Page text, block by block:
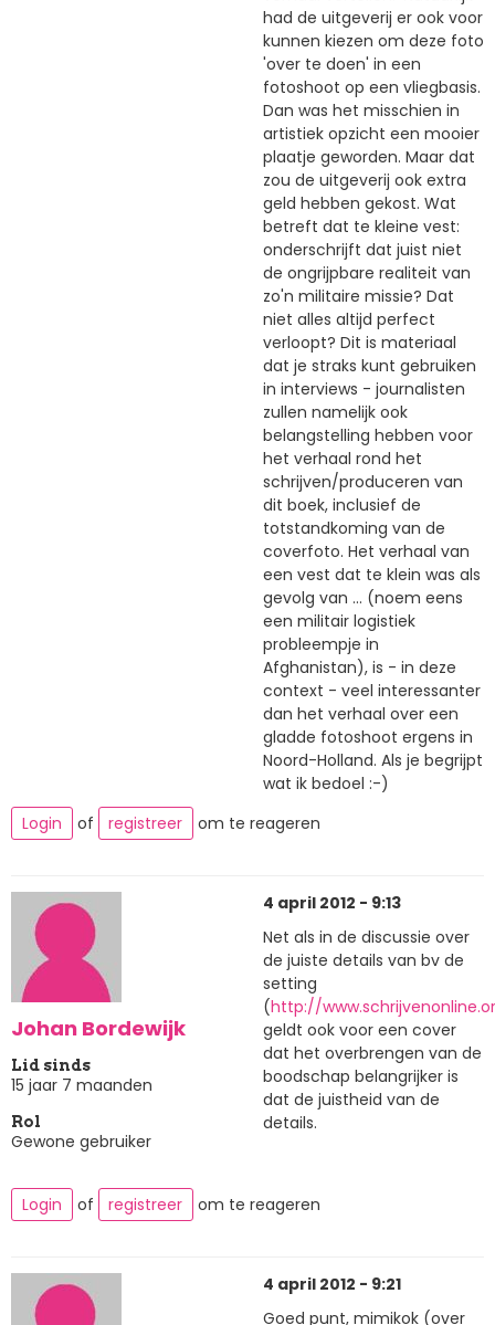
had de uitgeverij er ook voor
kunnen kiezen om deze foto
'over te doen' in een
fotoshoot op een vliegbasis.
Dan was het misschien in
artistiek opzicht een mooier
plaatje geworden. Maar dat
zou de uitgeverij ook extra
geld hebben gekost. Wat
betreft dat te kleine vest:
onderschrijft dat juist niet
de ongrijpbare realiteit van
zo'n militaire missie? Dat
niet alles altijd perfect
verloopt? Dit is materiaal
dat je straks kunt gebruiken
in interviews - journalisten
zullen namelijk ook
belangstelling hebben voor
het verhaal rond het
schrijven/produceren van
dit boek, inclusief de
totstandkoming van de
coverfoto. Het verhaal van
een vest dat te klein was als
gevolg van ... (noem eens
een militair logistiek
probleempje in
Afghanistan), is - in deze
context - veel interessanter
dan het verhaal over een
gladde fotoshoot ergens in
Noord-Holland. Als je begrijpt
wat ik bedoel :-)
Login
of registreer om te reageren
Johan Bordewijk
Lid sinds
15 jaar 7 maanden
Rol
Gewone gebruiker
4 april 2012 - 9:13
Net als in de discussie over
de juiste details van bv de
setting
(http://
geldt ook voor een cover
dat het overbrengen van de
boodschap belangrijker is
dat de juistheid van de
details.
Login of registreer om te reageren
4 april 2012 - 9:21
Goed punt, mimikok (over